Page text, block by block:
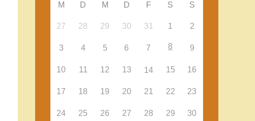
M D M D F S S
27 28 29 30 31 1 2
3 4 5 6 7 8 9
10 11 12 13 14 15 16
17 18 19 20 21 22 23
24 25 26 27 28 29 30